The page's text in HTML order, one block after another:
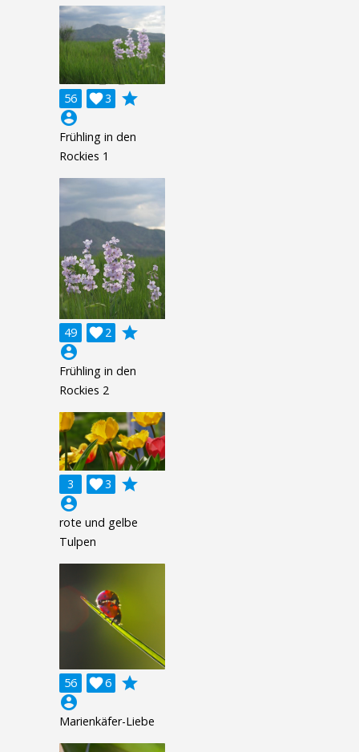
56 3

grade
account_circle
Frühling in den
Rockies 1
49 2

grade
account_circle
Frühling in den
Rockies 2
3 3

grade
account_circle
rote und gelbe
Tulpen
56 6

grade
account_circle
Marienkäfer-Liebe